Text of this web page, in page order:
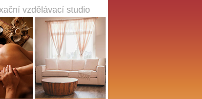
vzdělávací studio